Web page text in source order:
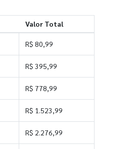
Valor Total
R$ 80,99
R$ 395,99
R$ 778,99
R$ 1.523,99
R$ 2.276,99